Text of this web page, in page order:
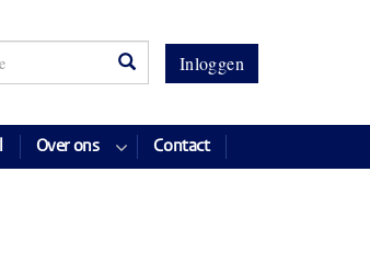
Inloggen
Over ons Contact